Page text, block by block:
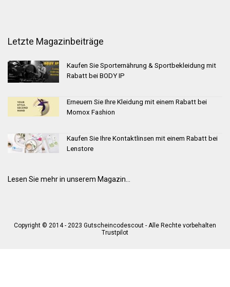
Letzte Magazinbeiträge
Kaufen Sie Sporternährung & Sportbekleidung mit
Rabatt bei BODY IP
Erneuern Sie Ihre Kleidung mit einem Rabatt bei
Momox Fashion
Kaufen Sie Ihre Kontaktlinsen mit einem Rabatt bei
Lenstore
Lesen Sie mehr in unserem Magazin...
Copyright © 2014 - 2023 Gutscheincodescout - Alle Rechte vorbehalten
Trustpilot